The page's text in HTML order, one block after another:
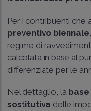
Per i contribuenti che
preventivo biennale
regime di
calcolata in base al
differenziate per le
Nel dettaglio, la
sostitutiva delle